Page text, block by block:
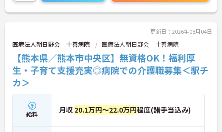
更新日：2026年08月04日
医療法人朝日野会 十善病院 医療法人朝日野会 十善病院
【熊本県／熊本市中央区】無資格OK！福利厚
生・子育て支援充実◎病院での介護職募集＜駅チ
カ＞
給料 月収 20.1万円～22.0万円程度(諸手当込み)